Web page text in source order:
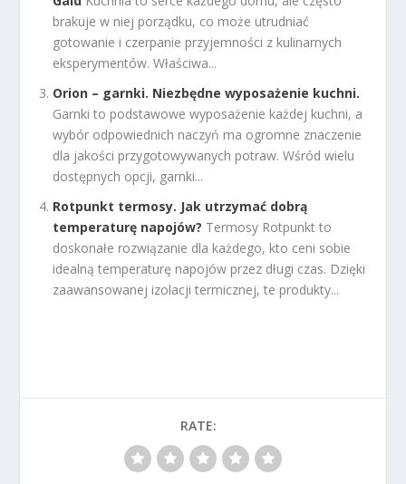
brakuje w niej porządku, co może utrudniać
gotowanie i czerpanie przyjemności z kulinarnych
eksperymentów. Właściwa...
Orion – garnki. Niezbędne wyposażenie kuchni.
Garnki to podstawowe wyposażenie każdej kuchni, a
wybór odpowiednich naczyń ma ogromne znaczenie
dla jakości przygotowywanych potraw. Wśród wielu
dostępnych opcji, garnki...
Rotpunkt termosy. Jak utrzymać dobrą
temperaturę napojów? Termosy Rotpunkt to
doskonałe rozwiązanie dla każdego, kto ceni sobie
idealną temperaturę napojów przez długi czas. Dzięki
zaawansowanej izolacji termicznej, te produkty...
RATE: